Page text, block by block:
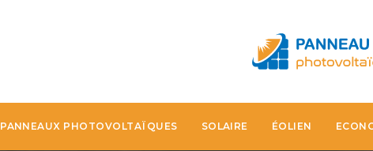
PANNEAUX PHOTOVOLTAÏQUES SOLAIRE ÉOLIEN